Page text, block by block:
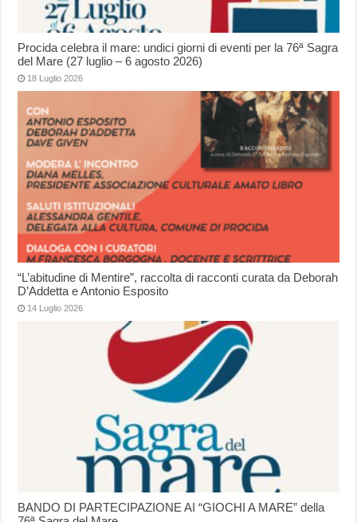
Procida celebra il mare: undici giorni di eventi per la 76ª Sagra
del Mare (27 luglio – 6 agosto 2026)
18 Luglio 2026
“L’abitudine di Mentire”, raccolta di racconti curata da Deborah
D’Addetta e Antonio Esposito
14 Luglio 2026
BANDO DI PARTECIPAZIONE AI “GIOCHI A MARE” della